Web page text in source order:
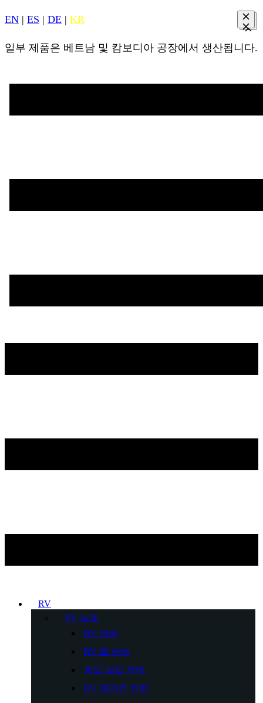
EN | ES | DE | KR
일부 제품은 베트남 및 캄보디아 공장에서 생산됩니다.
RV
RV 보호
RV 커버
RV 휠 커버
윈드 실드 커버
RV 에어컨 커버